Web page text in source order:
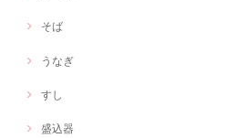
そば
うなぎ
すし
盛込器